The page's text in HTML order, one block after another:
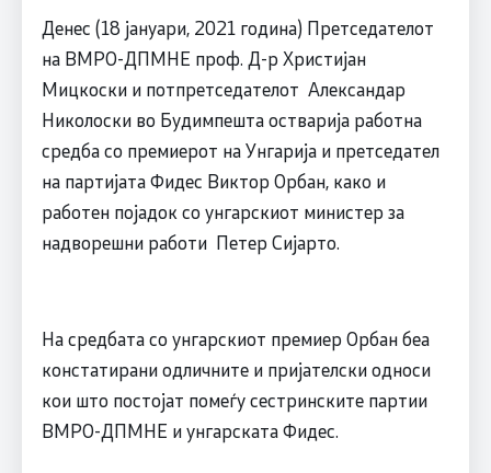
Денес (18 јануари, 2021 година) Претседателот
на ВМРО-ДПМНЕ проф. Д-р Христијан
Мицкоски и потпретседателот Александар
Николоски во Будимпешта остварија работна
средба со премиерот на Унгарија и претседател
на партијата Фидес Виктор Орбан, како и
работен појадок со унгарскиот министер за
надворешни работи Петер Сијарто.
На средбата со унгарскиот премиер Орбан беа
констатирани одличните и пријателски односи
кои што постојат помеѓу сестринските партии
ВМРО-ДПМНЕ и унгарската Фидес.